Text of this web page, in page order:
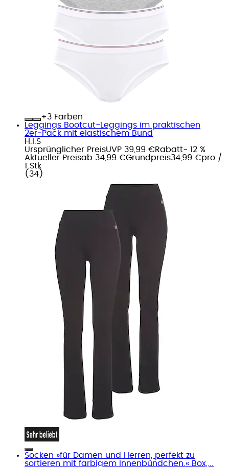
+
Farben
Leggings Bootcut‑Leggings im praktischen
2er‑Pack mit elastischem Bund
H.I.S
Ursprünglicher PreisUVP 39,99 €Rabatt- 12 %
Aktueller Preisab 34,99 €Grundpreis34,99 €pro /
1 Stk
( 34 )
Socken »für Damen und Herren, perfekt zu
sortieren mit farbigem Innenbündchen.« Box,...